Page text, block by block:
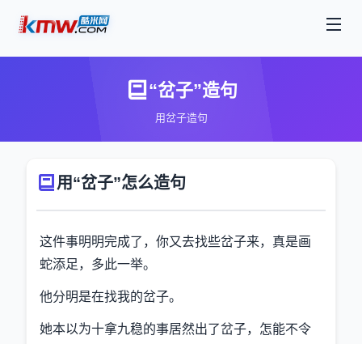
“岔子”造句
用岔子造句
用“岔子”怎么造句
这件事明明完成了，你又去找些岔子来，真是画
蛇添足，多此一举。
他分明是在找我的岔子。
她本以为十拿九稳的事居然出了岔子，怎能不令